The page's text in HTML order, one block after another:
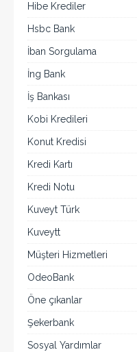
Hibe Krediler
Hsbc Bank
İban Sorgulama
İng Bank
İş Bankası
Kobi Kredileri
Konut Kredisi
Kredi Kartı
Kredi Notu
Kuveyt Türk
Kuveytt
Müşteri Hizmetleri
OdeoBank
Öne çıkanlar
Şekerbank
Sosyal Yardımlar